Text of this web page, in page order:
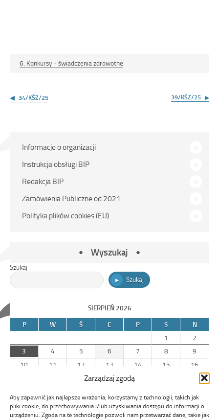
Zarządzaj zgodą
Aby zapewnić jak najlepsze wrażenia, korzystamy z technologii, takich jak
pliki cookie, do przechowywania i/lub uzyskiwania dostępu do informacji o
urządzeniu. Zgoda na te technologie pozwoli nam przetwarzać dane, takie jak
6. Konkursy - świadczenia zdrowotne
wpisu
34/KŚZ/25 39/KŚZ/25
Menu
główne
Informacje o organizacji
Instrukcja obsługi BIP
Redakcja BIP
Zamówienia Publiczne od 2021
Polityka plików cookies (EU)
Wyszukaj
Szukaj
Szukaj
SIERPIEŃ 2026
P
W Ś C P S
N
1
2
3
4 5 6 7 8
9
10
11 12 13 14 15
16
19 20 21
31